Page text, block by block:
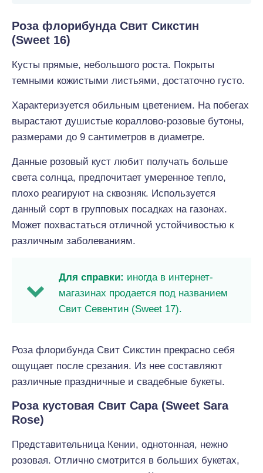
Роза флорибунда Свит Сикстин
(Sweet 16)
Кусты прямые, небольшого роста. Покрыты
темными кожистыми листьями, достаточно густо.
Характеризуется обильным цветением. На побегах
вырастают душистые кораллово-розовые бутоны,
размерами до 9 сантиметров в диаметре.
Данные розовый куст любит получать больше
света солнца, предпочитает умеренное тепло,
плохо реагируют на сквозняк. Используется
данный сорт в групповых посадках на газонах.
Может похвастаться отличной устойчивостью к
различным заболеваниям.
Для справки: иногда в интернет-
магазинах продается под названием
Свит Севентин (Sweet 17).
Роза флорибунда Свит Сикстин прекрасно себя
ощущает после срезания. Из нее составляют
различные праздничные и свадебные букеты.
Роза кустовая Свит Сара (Sweet Sara
Rose)
Представительница Кении, однотонная, нежно
розовая. Отлично смотрится в больших букетах,